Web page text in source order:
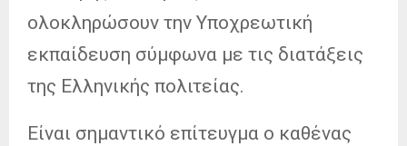
ολοκληρώσουν την Υποχρεωτική
εκπαίδευση σύμφωνα με τις διατάξεις
της Ελληνικής πολιτείας.
Είναι σημαντικό επίτευγμα ο καθένας